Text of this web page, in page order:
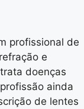
profissional de
e
doenças
ainda
de lentes